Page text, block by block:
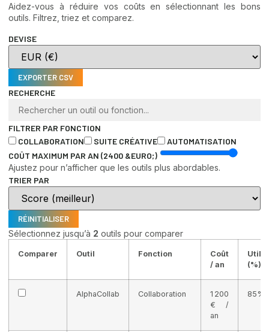
Aidez-vous à réduire vos coûts en sélectionnant les bons
outils. Filtrez, triez et comparez.
DEVISE
EXPORTER CSV
RECHERCHE
FILTRER PAR FONCTION
COLLABORATION
SUITE CRÉATIVE
AUTOMATISATION
COÛT MAXIMUM PAR AN (2400 &EURO;)
Ajustez pour n’afficher que les outils plus abordables.
TRIER PAR
RÉINITIALISER
Sélectionnez jusqu’à 2 outils pour comparer
Comparer Outil Fonction
Coût
/ an
(%)
AlphaCollab Collaboration
1 200
€ /
an
85%